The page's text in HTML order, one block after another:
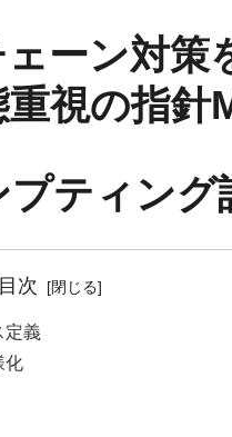
ーン対策
視の指針
ティング
目次
定義
化